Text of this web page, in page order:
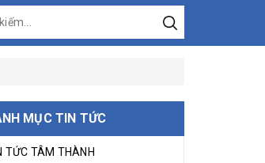
MỤC TIN TỨC
TỨC TÂM THÀNH